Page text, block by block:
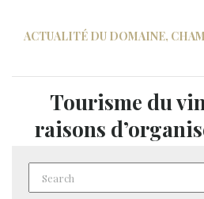
ACTUALITÉ DU DOMAINE,
Tourisme du
raisons